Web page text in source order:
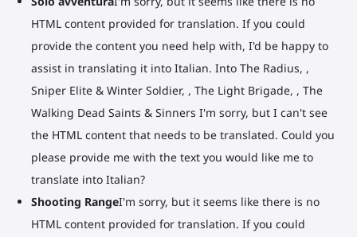
HTML content provided for translation. If you could
provide the content you need help with, I'd be happy to
assist in translating it into Italian. Into The Radius, ,
Sniper Elite & Winter Soldier, , The Light Brigade, , The
Walking Dead Saints & Sinners I'm sorry, but I can't see
the HTML content that needs to be translated. Could you
please provide me with the text you would like me to
translate into Italian?
Shooting RangeI'm sorry, but it seems like there is no
HTML content provided for translation. If you could